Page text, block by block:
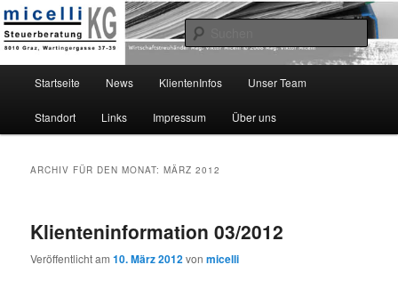
Mag. Viktor Micelli Neu
micelli Steuerberatung KG
Zum
Inhalt
Zum
sekundären
Startseite News KlientenInfos Unser Team
Standort Links Impressum Über uns
ARCHIV FÜR DEN MONAT:MÄRZ 2012
Klienteninformation 03/2012
Veröffentlicht am10. März 2012vonmicelli